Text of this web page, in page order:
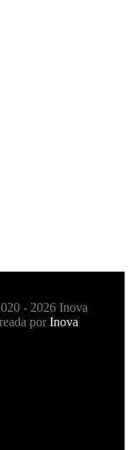
- 2026 Inova
porInova